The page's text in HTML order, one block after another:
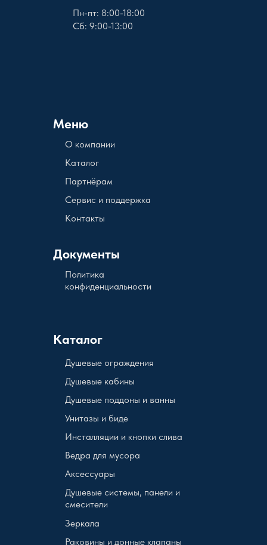
Меню
О компании
Документы
Пн-пт: 8:00-18:00
Сб: 9:00-13:00
Каталог
Политика
конфиденциальности
Партнёрам
Сервис и поддержка
Контакты
Каталог
Душевые кабины
Душевые поддоны и ванны
Унитазы и биде
Инсталляции и кнопки слива
Ведра для мусора
Аксессуары
Душевые системы, панели и
смесители
Зеркала
Раковины и донные клапаны
Душевые ограждения